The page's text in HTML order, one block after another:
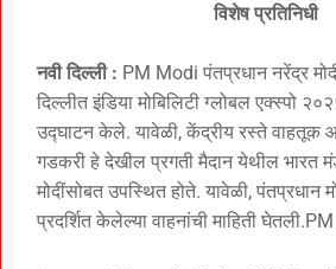
विशेष प्रतिनिधी
नवी दिल्ली : PM Modi पंतप्रधान नरेंद्र
दिल्लीत इंडिया मोबिलिटी ग्लोबल एक्स्पो
उद्घाटन केले. यावेळी, केंद्रीय रस्ते वाहतूक
गडकरी हे देखील प्रगती मैदान येथील भारत
मोदींसोबत उपस्थित होते. यावेळी, पंतप्रधान
प्रदर्शित केलेल्या वाहनांची माहिती